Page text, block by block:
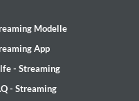
Modelle
App
- Streaming
- Streaming